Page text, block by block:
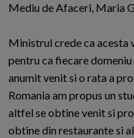
Mediu de Afaceri, Maria
Ministrul crede ca acesta
pentru ca fiecare
anumit venit si o rata a
Romania am propus un
altfel se obtine venit si
obtine din restaurante si